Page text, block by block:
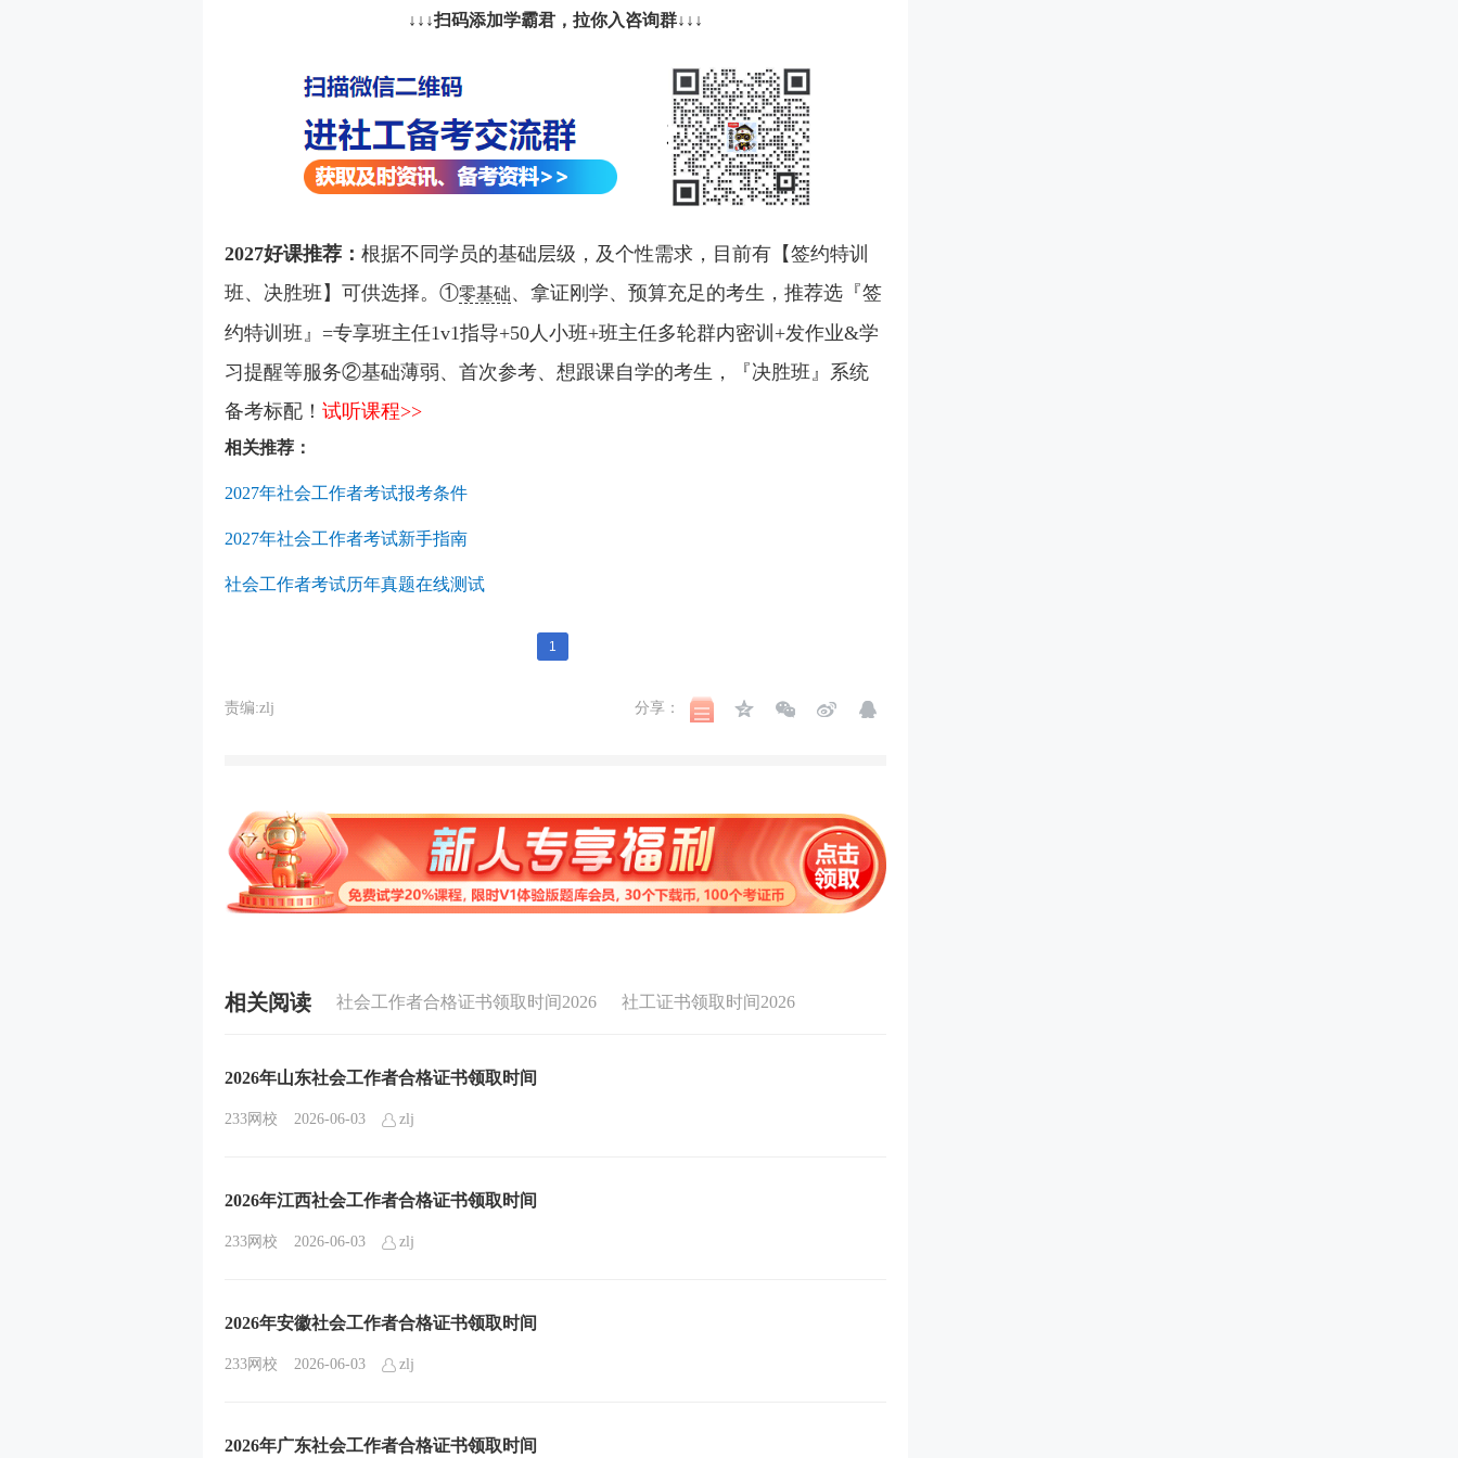
↓↓↓扫码添加学霸君，拉你入咨询群↓↓↓
2027好课推荐： 根据不同学员的基础层级，及个性需求，目前有【签约特训
班、决胜班】可供选择。①零基础、拿证刚学、预算充足的考生，推荐选『签
约特训班』=专享班主任1v1指导+50人小班+班主任多轮群内密训+发作业&学
习提醒等服务②基础薄弱、首次参考、想跟课自学的考生，『决胜班』系统
备考标配！ 试听课程>>
相关推荐：
2027年社会工作者考试报考条件
2027年社会工作者考试新手指南
社会工作者考试历年真题在线测试
1
责编:zlj 分享：
相关阅读 社会工作者合格证书领取时间2026 社工证书领取时间2026
2026年山东社会工作者合格证书领取时间
233网校 2026-06-03 zlj
2026年江西社会工作者合格证书领取时间
233网校 2026-06-03 zlj
2026年安徽社会工作者合格证书领取时间
233网校 2026-06-03 zlj
2026年广东社会工作者合格证书领取时间